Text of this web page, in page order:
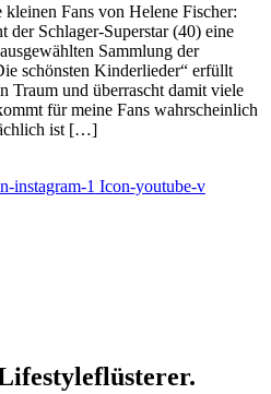
Fans von Helene Fischer:
Schlager-Superstar (40) eine
Sammlung der
schönsten Kinderlieder“ erfüllt
Traum und überrascht damit viele
für meine Fans wahrscheinlich
ist […]
instagram-1 Icon-youtube-v